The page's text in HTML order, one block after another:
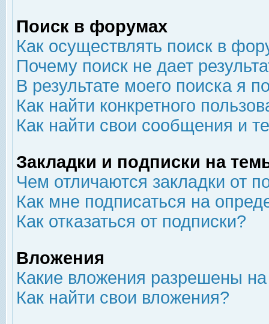
Поиск в форумах
Как осуществлять поиск в
Почему поиск не дает
В результате моего поиска я
Как найти конкретного
Как найти свои сообщения и
Закладки и подписки на
Чем отличаются закладки от
Как мне подписаться на
Как отказаться от подписки?
Вложения
Какие вложения разрешены
Как найти свои вложения?